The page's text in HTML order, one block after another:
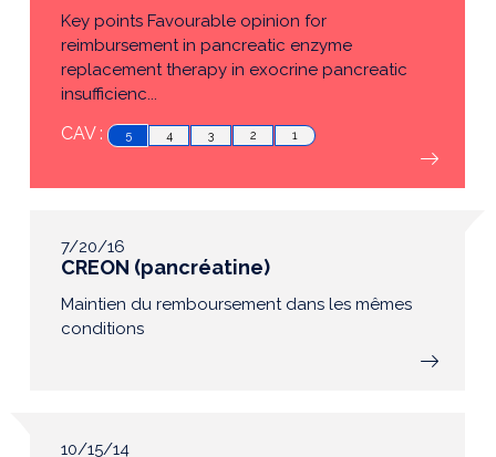
Key points Favourable opinion for
reimbursement in pancreatic enzyme
replacement therapy in exocrine pancreatic
insufficienc...
CAV : 5 4 3 2 1
7/20/16
CREON (pancréatine)
Maintien du remboursement dans les mêmes
conditions
10/15/14